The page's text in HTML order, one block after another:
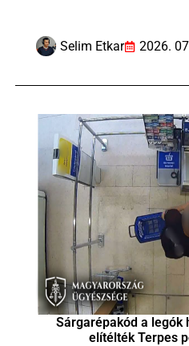
Selim Etkar 2026.
Sárgarépakód a legók
elítélték Terpes